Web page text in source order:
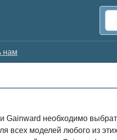
нам
Gainward необходимо
всех моделей любого из